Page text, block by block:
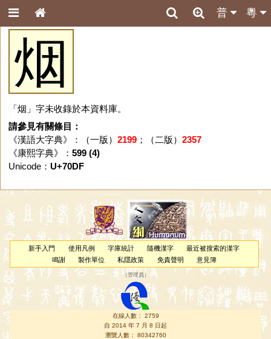
粵
普
烟
「烟」字未收錄於本資料庫。
請參見有關條目：
《漢語大字典》：（一版） 2199；（二版） 2357
《康熙字典》： 599 (4)
Unicode： U+70DF
新手入門 使用凡例 字庫統計 隨機漢字
最近被搜索的漢字
鳴謝
製作單位 私隱政策 免責聲明 意見簿
（管理員 ）
在線人數： 2759
自 2014 年 7 月 8 日起
瀏覽人數： 80342760